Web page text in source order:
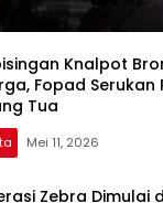
Knalpot
Fopad Serukan
Tua
Mei 11, 2026
Zebra Dimulai